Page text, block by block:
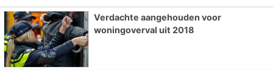
Verdachte aangehouden voor
woningoverval uit 2018